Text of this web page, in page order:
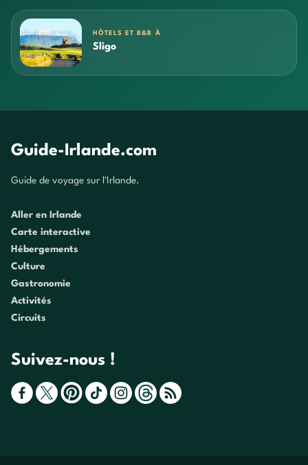
HÔTELS ET B&B À
Sligo
Guide-Irlande.com
Guide de voyage sur l'Irlande.
Aller en Irlande
Carte interactive
Hébergements
Culture
Gastronomie
Activités
Circuits
Suivez-nous !